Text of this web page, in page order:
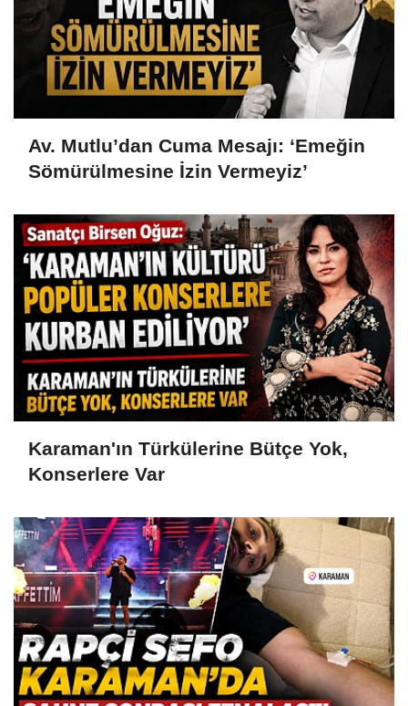
Sömürülmesine İzin Vermeyiz’
Konserlere Var